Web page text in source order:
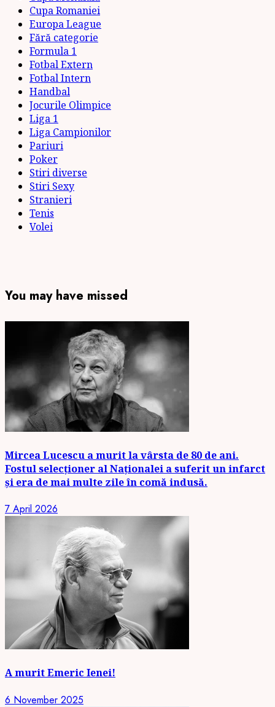
Cupa Romaniei
Europa League
Fără categorie
Formula 1
Fotbal Extern
Fotbal Intern
Handbal
Jocurile Olimpice
Liga 1
Liga Campionilor
Pariuri
Poker
Stiri diverse
Stiri Sexy
Stranieri
Tenis
Volei
You may have missed
Mircea Lucescu a murit la vârsta de 80 de ani.
Fostul selecționer al Naționalei a suferit un infarct
și era de mai multe zile în comă indusă.
7 April 2026
A murit Emeric Ienei!
6 November 2025